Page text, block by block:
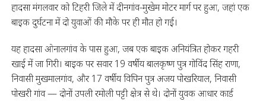
हादसा मंगलवार को टिहरी जिले में दीनगांव-मुखेम मोटर मार्ग पर हुआ, जहां एक
बाइक दुर्घटना में दो युवाओं की मौके पर ही मौत हो गई।
यह हादसा ओनालगांव के पास हुआ, जब एक बाइक अनियंत्रित होकर गहरी
खाई में जा गिरी। बाइक पर सवार 19 वर्षीय बालकृष्ण पुत्र गोविंद सिंह राणा,
निवासी मुखमालगांव, और 17 वर्षीय विपिन पुत्र अजय पोखरियाल, निवासी
पोखरी गांव — दोनों उपली रमोली पट्टी क्षेत्र से थे। दोनों युवक आधार कार्ड